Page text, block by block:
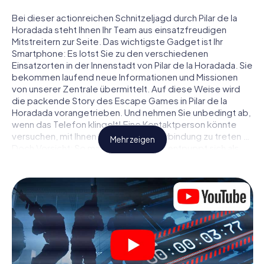
Bei dieser actionreichen Schnitzeljagd durch Pilar de la
Horadada steht Ihnen Ihr Team aus einsatzfreudigen
Mitstreitern zur Seite. Das wichtigste Gadget ist Ihr
Smartphone: Es lotst Sie zu den verschiedenen
Einsatzorten in der Innenstadt von Pilar de la Horadada. Sie
bekommen laufend neue Informationen und Missionen
von unserer Zentrale übermittelt. Auf diese Weise wird
die packende Story des Escape Games in Pilar de la
Horadada vorangetrieben. Und nehmen Sie unbedingt ab,
wenn das Telefon klingelt! Eine Kontaktperson könnte
versuchen, mit Ihnen konspirativ in Verbindung zu treten …
Doch Vorsicht: So mancher Informant entpuppt sich als
ziehen Sie die richtigen Schlüsse und vor allem: Vertrauen
Sie niemandem!
Anders als in einem klassischen Escape Room in Pilar de la
Horadada sind Sie also nicht in ein Zimmer eingesperrt,
aus dem Sie sich in einem vorgegebenen Zeitfenster
befreien müssen. Diese Smartphone Schnitzeljagd erklärt
Mehr zeigen